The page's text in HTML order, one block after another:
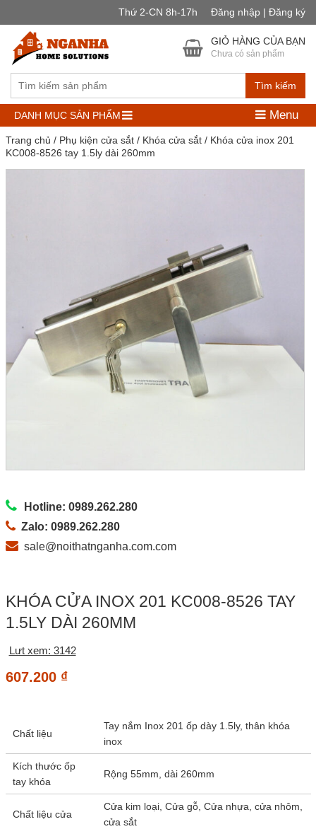
Thứ 2-CN 8h-17h Đăng nhập | Đăng ký
Tìm kiếm
GIỎ HÀNG CỦA BẠN
Chưa có sản phẩm
DANH MỤC SẢN PHẨM Menu
Trang chủ / Phụ kiện cửa sắt/ Khóa cửa sắt/ Khóa cửa inox 201
KC008-8526 tay 1.5ly dài 260mm
Hotline: 0989.262.280
Zalo: 0989.262.280
sale@noithatnganha.com.com
KHÓA CỬA INOX 201 KC008-8526 TAY
1.5LY DÀI 260MM
Lưt xem: 3142
607.200 ₫
Chất liệu
Tay nắm Inox 201 ốp dày 1.5ly, thân khóa
inox
Kích thước ốp
tay khóa
Rộng 55mm, dài 260mm
Chất liệu cửa
Cửa kim loại, Cửa gỗ, Cửa nhựa, cửa nhôm,
cửa sắt